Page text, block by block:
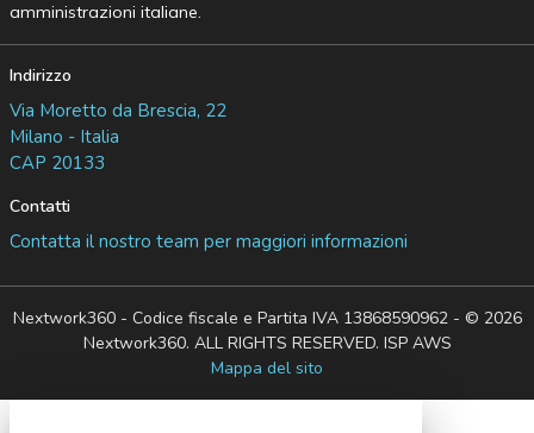
amministrazioni italiane.
Indirizzo
Via Moretto da Brescia, 22
Milano - Italia
CAP 20133
Contatti
Contatta il nostro team per maggiori informazioni
Nextwork360 - Codice fiscale e Partita IVA 13868590962 - © 2026
Nextwork360. ALL RIGHTS RESERVED. ISP AWS
Mappa del sito